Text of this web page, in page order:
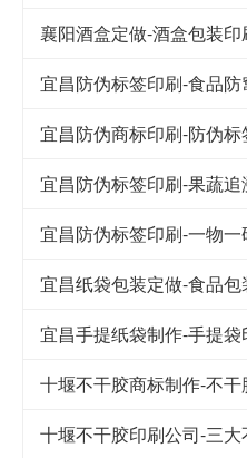
襄阳酒盒定做-酒盒包装
宜昌防伪标签印刷-食品
宜昌防伪商标印刷-防伪
宜昌防伪标签印刷-果蔬
宜昌防伪标签印刷-一物
宜昌手提纸袋制作-手提
十堰不干胶印刷公司-​三